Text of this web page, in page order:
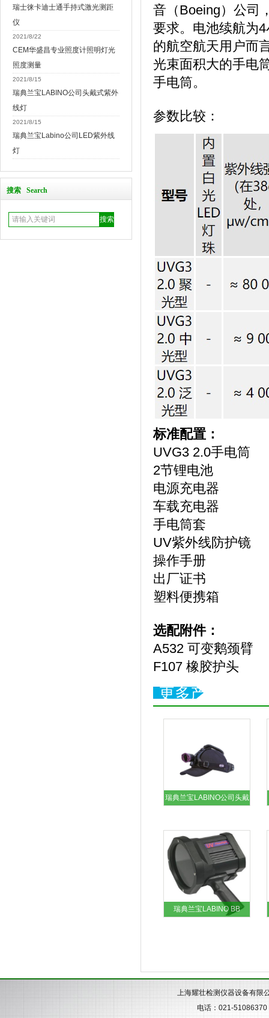
瑞士徕卡迪士通手持式激光测距
仪
2021/8/22
CEM华盛昌专业照度计照明灯光
照度测量
2021/8/15
瑞典兰宝LABINO公司头戴式紫外
线灯
2021/8/15
瑞典兰宝Labino公司LED紫外线
灯
搜索 Search
音（Boeing）公司
要求。电池续航为
的航空航天用户而
光束面积大的手电
手电筒。
参数比较：
标准配置：
UVG3 2.0手电筒
2节锂电池
电源充电器
车载充电器
手电筒套
UV紫外线防护镜
操作手册
出厂证书
塑料便携箱
选配附件：
A532 可变鹅颈臂
F107 橡胶护头
更多产品
瑞典兰宝LABINO公司头戴
瑞典兰宝LABINO BB
上海耀壮检测仪器设备有限
电话：021-